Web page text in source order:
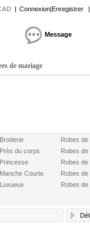
| Connexion|Enregistrer |
Message
de mariage
Robes
du corps
Robes
Robes de
Courte
Robes
Robes